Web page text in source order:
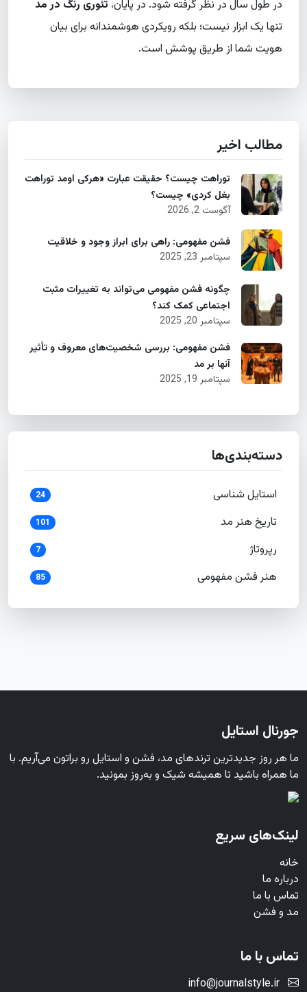
در طول سال در نظر گرفته شود. در پایان،تئوری رنگ در مد
تنها یک ابزار نیست؛ بلکه رویکردی هوشمندانه برای بیان
هویت شما از طریق پوشش است.
مطالب اخیر
توراهت چیست؟ حقیقت عبارت «هرکی اومد توراهت
بغل کردی» چیست؟
آگوست 2, 2026
فشن مفهومی: راهی برای ابراز وجود و خلاقیت
سپتامبر 23, 2025
چگونه فشن مفهومی می‌تواند به تغییرات مثبت
اجتماعی کمک کند؟
سپتامبر 20, 2025
فشن مفهومی: بررسی شخصیت‌های معروف و تأثیر
آنها بر مد
سپتامبر 19, 2025
دسته‌بندی‌ها
استایل شناسی 24
تاریخ هنر مد 101
رپروتاژ 7
هنر فشن مفهومی 85
جورنال استایل
ما هر روز جدیدترین ترندهای مد، فشن و استایل رو براتون می‌آریم. با
ما همراه باشید تا همیشه شیک و به‌روز بمونید.
لینک‌های سریع
خانه
درباره ما
تماس با ما
مد و فشن
تماس با ما
info@journalstyle.ir